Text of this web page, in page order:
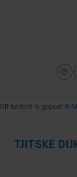
Dit bericht is gepost in
TJITSKE